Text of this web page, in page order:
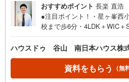
おすすめポイント 長楽 直浩
●注目ポイント！・星ヶ峯西
校まで歩6分・4LDK＋WIC
クインクローゼット・シュー
ホール・床下収納・ウッドデ
●主な周辺環境・星ヶ峯西
星ヶ峯中学校まで徒歩6分（
ハウスドゥ 谷山 南日本ハウス株
資料をもらう （無